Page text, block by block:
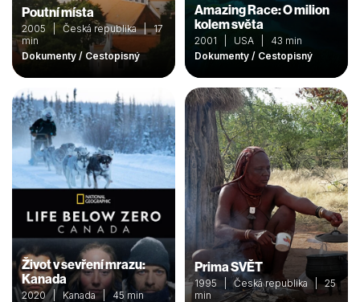
Poutní místa
2005 | Česká republika | 17
min
Dokumenty / Cestopisný
Amazing Race: O milion
kolem světa
2001 | USA | 43 min
Dokumenty / Cestopisný
Život v sevření mrazu:
Kanada
2020 | Kanada | 45 min
Prima SVĚT
1995 | Česká republika | 25
min